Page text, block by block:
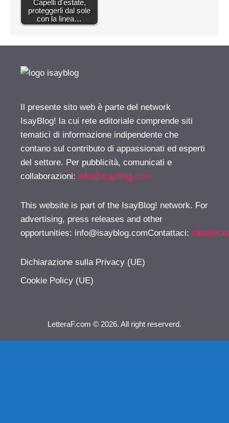
Capelli d'estate,
proteggerli dal sole
con la linea…
Il presente sito web è parte del network
IsayBlog! la cui rete editoriale comprende siti
tematici di informazione indipendente che
contano sul contributo di appassionati ed esperti
del settore. Per pubblicità, comunicati e
collaborazioni: info@isayblog.com
This website is part of the IsayBlog! network. For
advertising, press releases and other
opportunities: info@isayblog.comContattaci:
Dichiarazione sulla Privacy (UE)
Cookie Policy (UE)
LetteraF.com © 2026. All right reserverd.